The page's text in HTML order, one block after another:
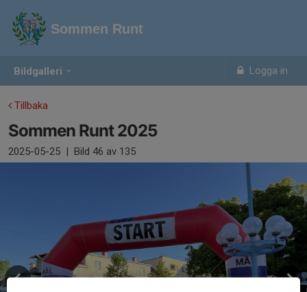
Bildgalleri Logga in
Sommen Runt
Tillbaka
Sommen Runt 2025
2025-05-25 | Bild 46 av 135